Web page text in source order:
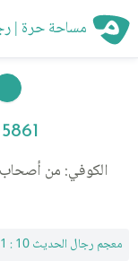
مساحة حرة |
5861 - صالح بن موسى الطلحي
الكوفي: من أصحاب
معجم رجال الحديث 10 : 91